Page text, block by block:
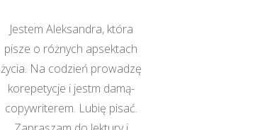
Jestem Aleksandra, która
pisze o różnych apsektach
życia. Na codzień prowadzę
korepetycje i jestm damą-
copywriterem. Lubię pisać.